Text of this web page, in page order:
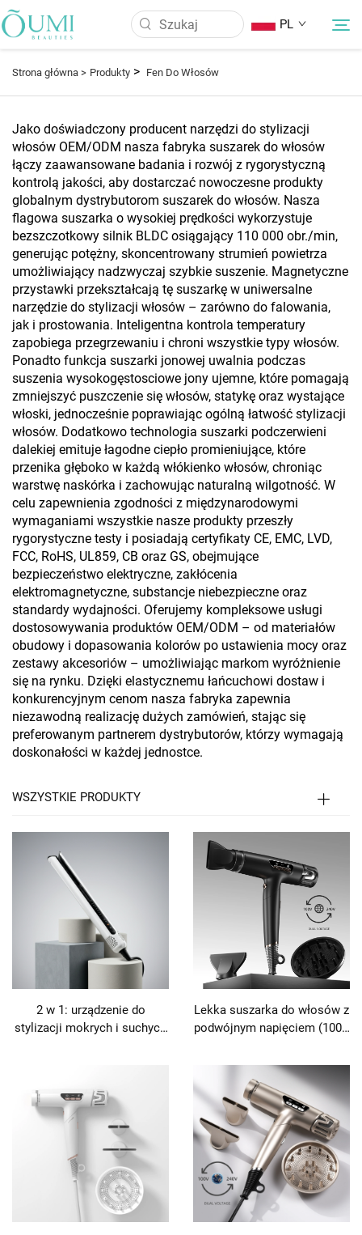
PL
Produkty
Wiadomości
Aplikacja
FAQ
Skontaktuj Się Z Nami
Strona główna > Produkty > Fen Do Włosów
Jako doświadczony producent narzędzi do stylizacji
włosów OEM/ODM nasza fabryka suszarek do włosów
łączy zaawansowane badania i rozwój z rygorystyczną
kontrolą jakości, aby dostarczać nowoczesne produkty
globalnym dystrybutorom suszarek do włosów. Nasza
flagowa suszarka o wysokiej prędkości wykorzystuje
bezszczotkowy silnik BLDC osiągający 110 000 obr./min,
generując potężny, skoncentrowany strumień powietrza
umożliwiający nadzwyczaj szybkie suszenie. Magnetyczne
przystawki przekształcają tę suszarkę w uniwersalne
narzędzie do stylizacji włosów – zarówno do falowania,
jak i prostowania. Inteligentna kontrola temperatury
zapobiega przegrzewaniu i chroni wszystkie typy włosów.
Ponadto funkcja suszarki jonowej uwalnia podczas
suszenia wysokogęstosciowe jony ujemne, które pomagają
zmniejszyć puszczenie się włosów, statykę oraz wystające
włoski, jednocześnie poprawiając ogólną łatwość stylizacji
włosów. Dodatkowo technologia suszarki podczerwieni
dalekiej emituje łagodne ciepło promieniujące, które
przenika głęboko w każdą włókienko włosów, chroniąc
warstwę naskórka i zachowując naturalną wilgotność. W
celu zapewnienia zgodności z międzynarodowymi
wymaganiami wszystkie nasze produkty przeszły
rygorystyczne testy i posiadają certyfikaty CE, EMC, LVD,
FCC, RoHS, UL859, CB oraz GS, obejmujące
bezpieczeństwo elektryczne, zakłócenia
elektromagnetyczne, substancje niebezpieczne oraz
standardy wydajności. Oferujemy kompleksowe usługi
dostosowywania produktów OEM/ODM – od materiałów
obudowy i dopasowania kolorów po ustawienia mocy oraz
zestawy akcesoriów – umożliwiając markom wyróżnienie
się na rynku. Dzięki elastycznemu łańcuchowi dostaw i
konkurencyjnym cenom nasza fabryka zapewnia
niezawodną realizację dużych zamówień, stając się
preferowanym partnerem dystrybutorów, którzy wymagają
doskonałości w każdej jednostce.
WSZYSTKIE PRODUKTY
2 w 1: urządzenie do
stylizacji mokrych i suchych
silnik BLDC, suszarka do
prostowania
Lekka suszarka do włosów z
podwójnym napięciem (100–
plazmową, przeznaczona do
podróży